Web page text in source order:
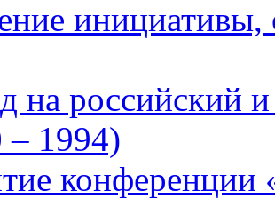
инициативы,
на российский
– 1994)
конференции